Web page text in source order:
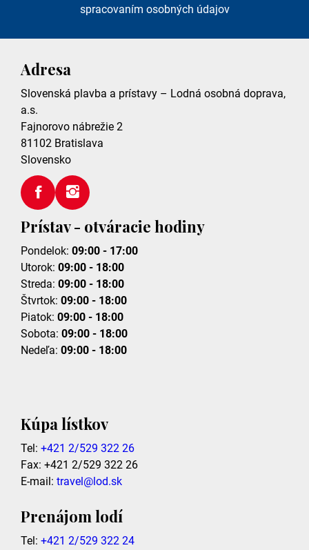
spracovaním osobných údajov
Adresa
Slovenská plavba a prístavy – Lodná osobná doprava,
a.s.
Fajnorovo nábrežie 2
81102 Bratislava
Slovensko
Prístav - otváracie hodiny
Pondelok: 09:00 - 17:00
Utorok: 09:00 - 18:00
Streda: 09:00 - 18:00
Štvrtok: 09:00 - 18:00
Piatok: 09:00 - 18:00
Sobota: 09:00 - 18:00
Nedeľa: 09:00 - 18:00
Kúpa lístkov
Tel: +421 2/529 322 26
Fax: +421 2/529 322 26
E-mail: travel@lod.sk
Prenájom lodí
Tel: +421 2/529 322 24